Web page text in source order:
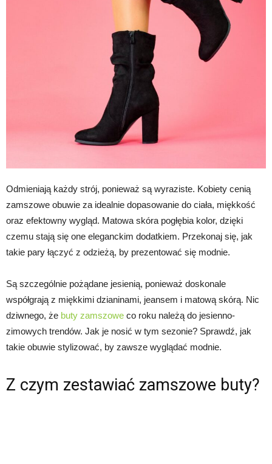
Odmieniają każdy strój, ponieważ są wyraziste. Kobiety cenią
zamszowe obuwie za idealnie dopasowanie do ciała, miękkość
oraz efektowny wygląd. Matowa skóra pogłębia kolor, dzięki
czemu stają się one eleganckim dodatkiem. Przekonaj się, jak
takie pary łączyć z odzieżą, by prezentować się modnie.
Są szczególnie pożądane jesienią, ponieważ doskonale
współgrają z miękkimi dzianinami, jeansem i matową skórą. Nic
dziwnego, że buty zamszowe co roku należą do jesienno-
zimowych trendów. Jak je nosić w tym sezonie? Sprawdź, jak
takie obuwie stylizować, by zawsze wyglądać modnie.
Z czym zestawiać zamszowe buty?